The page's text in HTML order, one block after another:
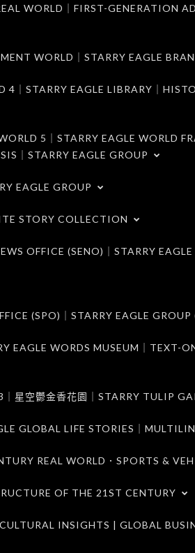
WORLD｜FIRST-GENERATION
WORLD｜STARRY EAGLE
4｜STARRY EAGLE LIBRARY｜
5｜STARRY EAGLE WORLD
｜STARRY EAGLE GROUP
EAGLE GROUP
STORY COLLECTION
OFFICE (SENO)｜STARRY
(SPO)｜STARRY EAGLE GROUP
EAGLE WORDS MUSEUM｜TEXT-
｜星空鬱金香花園｜STARRY TULIP
GLOBAL LIFE STORIES｜
REAL WORLD．SPORTS &
OF THE 21ST CENTURY
INSIGHTS | GLOBAL